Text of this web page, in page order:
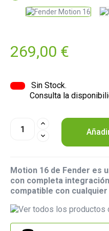
269,00 €
Sin Stock.
Consulta la
Motion 16 de Fender es
con completa
compatible con cualquier